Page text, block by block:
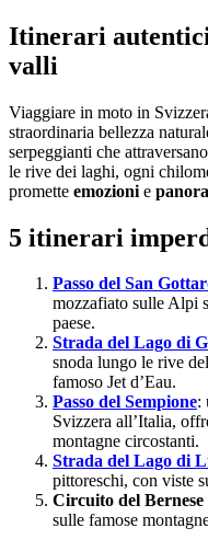
Itinerari
valli
Viaggiare in moto in
straordinaria bellezza
serpeggianti che
le rive dei laghi, ogni
promette emozioni e
5 itinerari
Passo del San
mozzafiato sulle Alpi
paese.
Strada del Lago di
snoda lungo le rive
famoso Jet d’Eau.
Passo del Sempione:
Svizzera all’Italia,
montagne circostanti.
Strada del Lago di
pittoreschi, con viste
Circuito del
sulle famose